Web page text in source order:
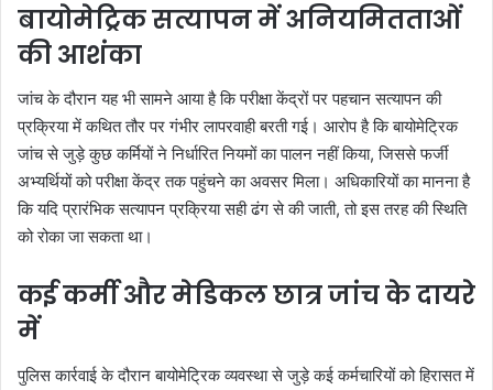
बायोमेट्रिक सत्यापन में अनियमितताओं
की आशंका
जांच के दौरान यह भी सामने आया है कि परीक्षा केंद्रों पर पहचान सत्यापन की
प्रक्रिया में कथित तौर पर गंभीर लापरवाही बरती गई। आरोप है कि बायोमेट्रिक
जांच से जुड़े कुछ कर्मियों ने निर्धारित नियमों का पालन नहीं किया, जिससे फर्जी
अभ्यर्थियों को परीक्षा केंद्र तक पहुंचने का अवसर मिला। अधिकारियों का मानना है
कि यदि प्रारंभिक सत्यापन प्रक्रिया सही ढंग से की जाती, तो इस तरह की स्थिति
को रोका जा सकता था।
कई कर्मी और मेडिकल छात्र जांच के दायरे
में
पुलिस कार्रवाई के दौरान बायोमेट्रिक व्यवस्था से जुड़े कई कर्मचारियों को हिरासत में